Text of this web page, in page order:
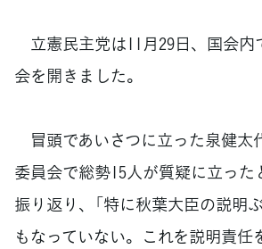
立憲民主党は11月29日、国会内
会を開きました。
冒頭であいさつに立った泉健太
委員会で総勢15人が質疑に立った
振り返り、「特に秋葉大臣の説明
もなっていない。これを説明責任